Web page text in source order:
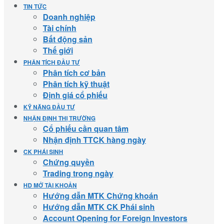
TIN TỨC
Doanh nghiệp
Tài chính
Bất động sản
Thế giới
PHÂN TÍCH ĐẦU TƯ
Phân tích cơ bản
Phân tích kỹ thuật
Định giá cổ phiếu
KỸ NĂNG ĐẦU TƯ
NHẬN ĐỊNH THỊ TRƯỜNG
Cổ phiếu cần quan tâm
Nhận định TTCK hàng ngày
CK PHÁI SINH
Chứng quyền
Trading trong ngày
HD MỞ TÀI KHOẢN
Hướng dẫn MTK Chứng khoán
Hướng dẫn MTK CK Phái sinh
Account Opening for Foreign Investors